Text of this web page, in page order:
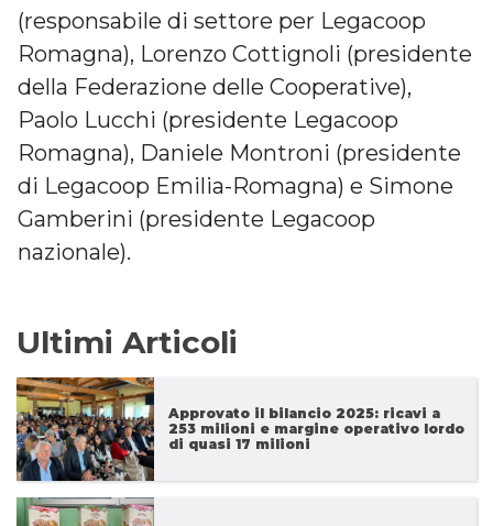
(responsabile di settore per Legacoop
Romagna), Lorenzo Cottignoli (presidente
della Federazione delle Cooperative),
Paolo Lucchi (presidente Legacoop
Romagna), Daniele Montroni (presidente
di Legacoop Emilia-Romagna) e Simone
Gamberini (presidente Legacoop
nazionale).
Ultimi Articoli
Approvato il bilancio 2025: ricavi a
253 milioni e margine operativo lordo
di quasi 17 milioni